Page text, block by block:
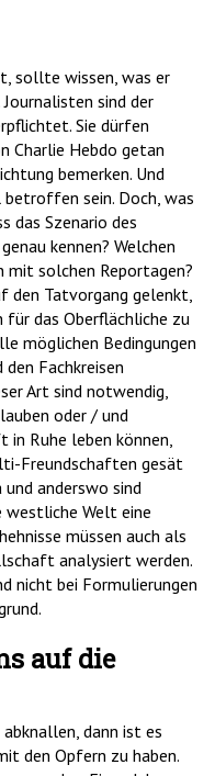
sollte wissen, was er
sind der
Sie dürfen
Charlie Hebdo getan
bemerken. Und
sein. Doch, was
das Szenario des
kennen? Welchen
mit solchen Reportagen?
den Tatvorgang gelenkt,
das Oberflächliche zu
möglichen Bedingungen
Fachkreisen
Art sind notwendig,
oder / und
Ruhe leben können,
Freundschaften gesät
anderswo sind
Welt eine
müssen auch als
analysiert werden.
nicht bei Formulierungen
auf die
dann ist es
den Opfern zu haben.